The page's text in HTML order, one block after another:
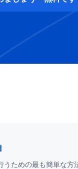
うための最も簡単な方